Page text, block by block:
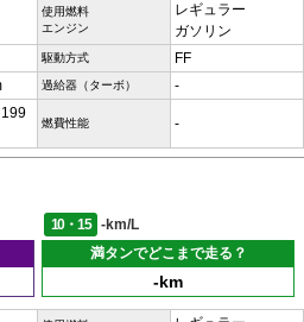
使用燃料
エンジン
レギュラー
ガソリン
駆動方式 FF
過給器（ターボ） -
燃費性能 -
10・15
-km/L
満タンでどこまで走る？
-km